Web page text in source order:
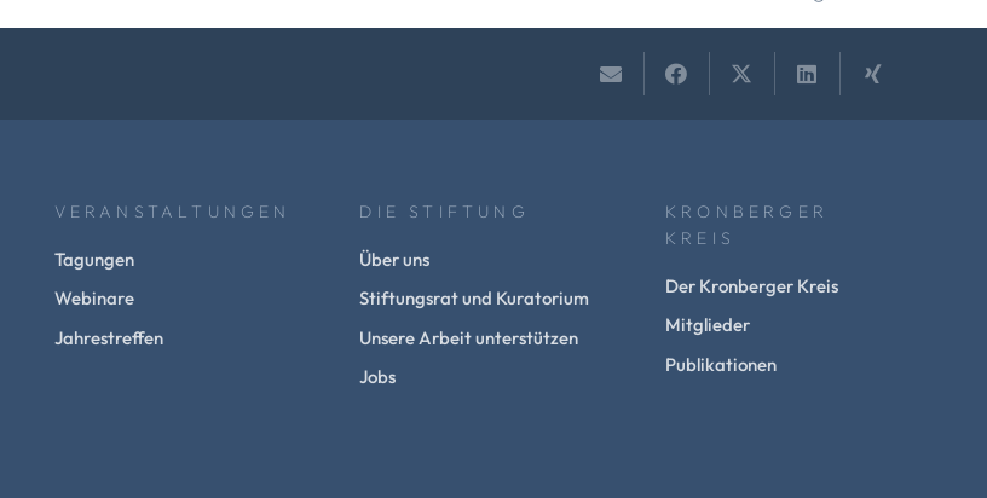
VERANSTALTUNGEN
Tagungen
Webinare
Jahrestreffen
DIE STIFTUNG
Über uns
Stiftungsrat und Kuratorium
Unsere Arbeit unterstützen
Jobs
KRONBERGER
KREIS
Der Kronberger Kreis
Mitglieder
Publikationen